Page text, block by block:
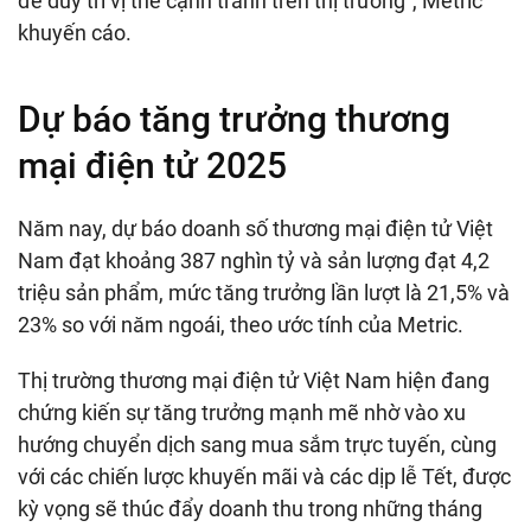
khuyến cáo.
Dự báo tăng trưởng thương
mại điện tử 2025
Năm nay, dự báo doanh số thương mại điện tử Việt
Nam đạt khoảng 387 nghìn tỷ và sản lượng đạt 4,2
triệu sản phẩm, mức tăng trưởng lần lượt là 21,5% và
23% so với năm ngoái, theo ước tính của Metric.
Thị trường thương mại điện tử Việt Nam hiện đang
chứng kiến sự tăng trưởng mạnh mẽ nhờ vào xu
hướng chuyển dịch sang mua sắm trực tuyến, cùng
với các chiến lược khuyến mãi và các dịp lễ Tết, được
kỳ vọng sẽ thúc đẩy doanh thu trong những tháng